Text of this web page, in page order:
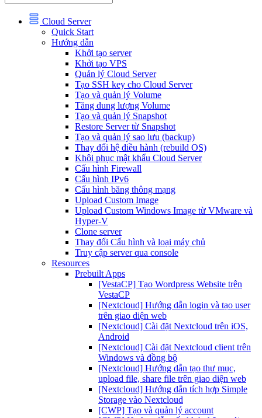
Cloud Server
Quick Start
Hướng dẫn
Khởi tạo server
Khởi tạo VPS
Quản lý Cloud Server
Tạo SSH key cho Cloud Server
Tạo và quản lý Volume
Tăng dung lượng Volume
Tạo và quản lý Snapshot
Restore Server từ Snapshot
Tạo và quản lý sao lưu (backup)
Thay đổi hệ điều hành (rebuild OS)
Khôi phục mật khẩu Cloud Server
Cấu hình Firewall
Cấu hình IPv6
Cấu hình băng thông mạng
Upload Custom Image
Upload Custom Windows Image từ VMware và
Hyper-V
Clone server
Thay đổi Cấu hình và loại máy chủ
Truy cập server qua console
Resources
Prebuilt Apps
[VestaCP] Tạo Wordpress Website trên
VestaCP
[Nextcloud] Hướng dẫn login và tạo user
trên giao diện web
[Nextcloud] Cài đặt Nextcloud trên iOS,
Android
[Nextcloud] Cài đặt Nextcloud client trên
Windows và đồng bộ
[Nextcloud] Hướng dẫn tạo thư mục,
upload file, share file trên giao diện web
[Nextcloud] Hướng dẫn tích hợp Simple
Storage vào Nextcloud
[CWP] Tạo và quản lý account